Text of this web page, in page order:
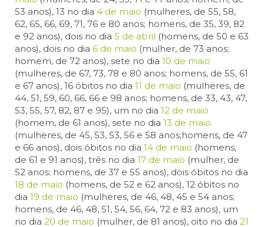
53 anos), 13 no dia 4 de maio (mulheres, de 55, 58,
62, 65, 66, 69, 71, 76 e 80 anos; homens, de 35, 39, 82
e 92 anos), dois no dia 5 de abril (homens, de 50 e 63
anos), dois no dia 6 de maio (mulher, de 73 anos;
homem, de 72 anos), sete no dia 10 de maio
(mulheres, de 67, 73, 78 e 80 anos; homens, de 55, 61
e 67 anos), 16 óbitos no dia 11 de maio (mulheres, de
44, 51, 59, 60, 66, 66 e 98 anos; homens, de 33, 43, 47,
53, 55, 57, 82, 87 e 95), um no dia 12 de maio
(homem, de 61 anos), sete no dia 13 de maio
(mulheres, de 45, 53, 53, 56 e 58 anos;homens, de 47
e 66 anos), dois óbitos no dia 14 de maio (homens,
de 61 e 91 anos), três no dia 17 de maio (mulher, de
52 anos; homens, de 37 e 55 anos), dois óbitos no dia
18 de maio (homens, de 52 e 62 anos), 12 óbitos no
dia 19 de maio (mulheres, de 46, 48, 45 e 54 anos;
homens, de 46, 48, 51, 54, 56, 64, 72 e 83 anos), um
no dia 20 de maio (mulher, de 81 anos), oito no dia 21